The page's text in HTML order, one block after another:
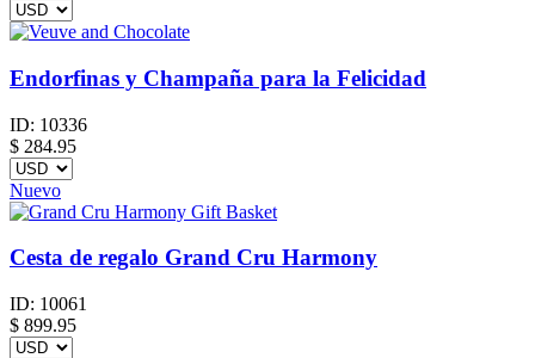
Endorfinas y Champaña para la Felicidad
ID: 10336
$ 284.95
Nuevo
Cesta de regalo Grand Cru Harmony
ID: 10061
$ 899.95